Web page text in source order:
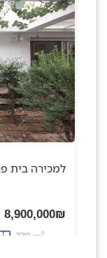
למכירה בית
8,900,000₪
270 m2